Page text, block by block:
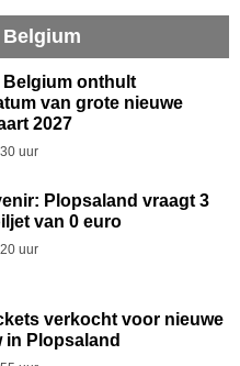
Belgium onthult
van grote nieuwe
2027
uur
Plopsaland vraagt 3
van 0 euro
uur
verkocht voor nieuwe
Plopsaland